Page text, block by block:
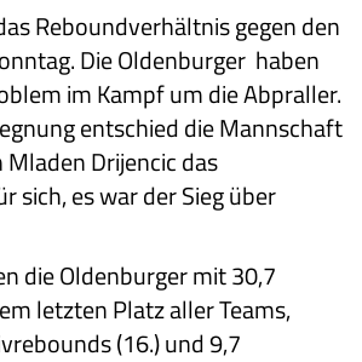
Reboundverhältnis gegen den
Die Oldenburger haben
im Kampf um die Abpraller.
entschied die Mannschaft
Drijencic das
sich, es war der Sieg über
die Oldenburger mit 30,7
letzten Platz aller Teams,
(16.) und 9,7